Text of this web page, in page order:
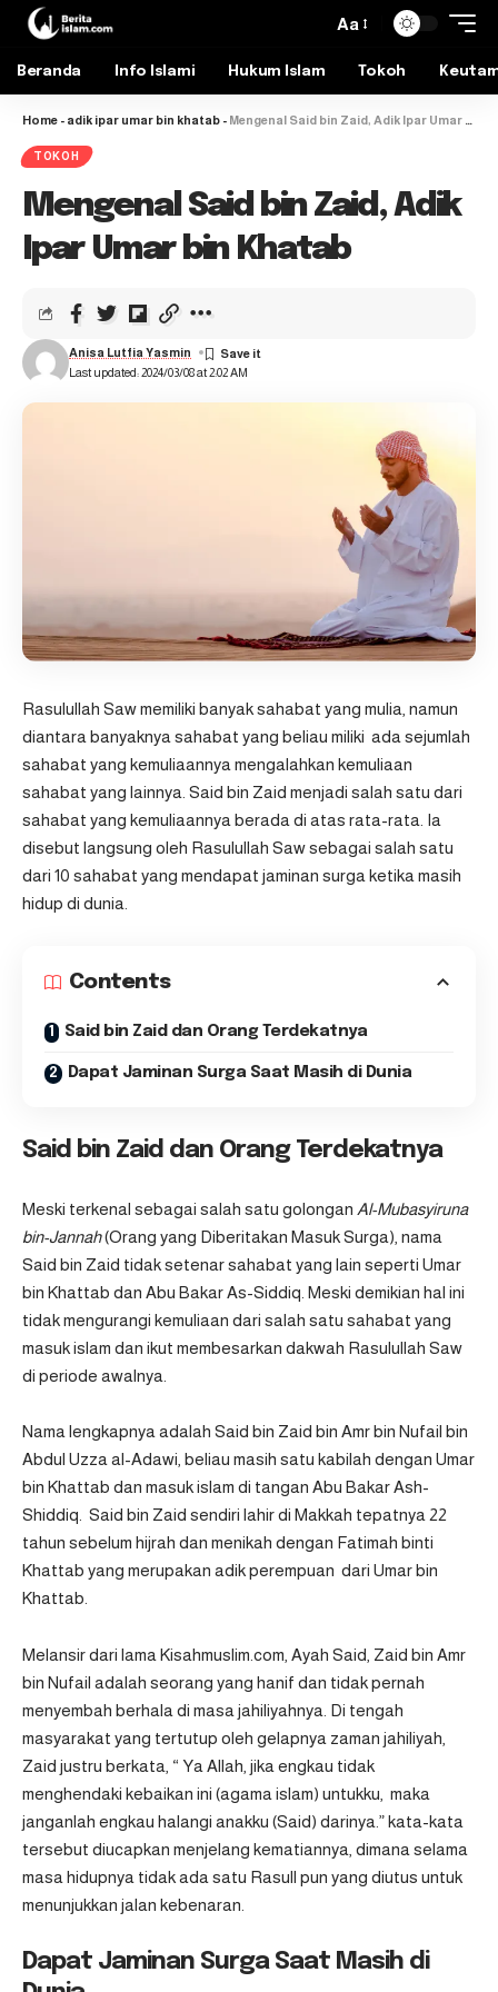
Aa
Beranda Info Islami Hukum Islam Tokoh
Home - adik ipar umar bin khatab - Mengenal Said bin Zaid, Adik Ipar Umar bin Khatab
TOKOH
Mengenal Said bin Zaid, Adik
Ipar Umar bin Khatab
Last updated: 2024/03/08 at 2:02 AM
Anisa Lutfia Yasmin
Rasulullah Saw memiliki banyak sahabat yang mulia, namun
diantara banyaknya sahabat yang beliau miliki ada sejumlah
sahabat yang kemuliaannya mengalahkan kemuliaan
sahabat yang lainnya. Said bin Zaid menjadi salah satu dari
sahabat yang kemuliaannya berada di atas rata-rata. Ia
disebut langsung oleh Rasulullah Saw sebagai salah satu
dari 10 sahabat yang mendapat jaminan surga ketika masih
hidup di dunia.
Contents
Said bin Zaid dan Orang Terdekatnya
Dapat Jaminan Surga Saat Masih di Dunia
Said bin Zaid dan Orang Terdekatnya
Meski terkenal sebagai salah satu golongan Al-Mubasyiruna
bin-Jannah(Orang yang Diberitakan Masuk Surga), nama
Said bin Zaid tidak setenar sahabat yang lain seperti Umar
bin Khattab dan Abu Bakar As-Siddiq. Meski demikian hal ini
tidak mengurangi kemuliaan dari salah satu sahabat yang
masuk islam dan ikut membesarkan dakwah Rasulullah Saw
di periode awalnya.
Nama lengkapnya adalah Said bin Zaid bin Amr bin Nufail bin
Abdul Uzza al-Adawi, beliau masih satu kabilah dengan Umar
bin Khattab dan masuk islam di tangan Abu Bakar Ash-
Shiddiq. Said bin Zaid sendiri lahir di Makkah tepatnya 22
tahun sebelum hijrah dan menikah dengan Fatimah binti
Khattab yang merupakan adik perempuan dari Umar bin
Khattab.
Melansir dari lama Kisahmuslim.com, Ayah Said, Zaid bin Amr
bin Nufail adalah seorang yang hanif dan tidak pernah
menyembah berhala di masa jahiliyahnya. Di tengah
masyarakat yang tertutup oleh gelapnya zaman jahiliyah,
Zaid justru berkata, “ Ya Allah, jika engkau tidak
menghendaki kebaikan ini (agama islam) untukku, maka
janganlah engkau halangi anakku (Said) darinya.” kata-kata
tersebut diucapkan menjelang kematiannya, dimana selama
masa hidupnya tidak ada satu Rasull pun yang diutus untuk
menunjukkan jalan kebenaran.
Dapat Jaminan Surga Saat Masih di